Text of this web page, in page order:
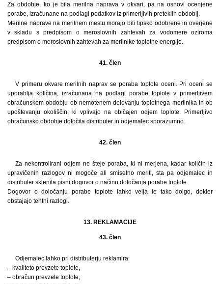
Za obdobje, ko je bila merilna naprava v okvari, pa na osnovi ocenjene
porabe, izračunane na podlagi podatkov iz primerljivih preteklih obdobij.
Merilne naprave na merilnem mestu morajo biti tipsko odobrene in overjene
v skladu s predpisom o meroslovnih zahtevah za vodomere oziroma
predpisom o meroslovnih zahtevah za merilnike toplotne energije.
41. člen
V primeru okvare merilnih naprav se poraba toplote oceni. Pri oceni se
uporablja količina, izračunana na podlagi porabe toplote v primerljivem
obračunskem obdobju ob nemotenem delovanju toplotnega merilnika in ob
upoštevanju okoliščin, ki vplivajo na običajen odjem toplote. Primerljivo
obračunsko obdobje določita distributer in odjemalec sporazumno.
42. člen
Za nekontrolirani odjem ne šteje poraba, ki ni merjena, kadar količin iz
upravičenih razlogov ni mogoče ali smiselno meriti, sta pa odjemalec in
distributer sklenila pisni dogovor o načinu določanja porabe toplote.
Dogovor o določanju porabe toplote lahko velja le tako dolgo, dokler
obstajajo tehtni razlogi.
13. REKLAMACIJE
43. člen
Odjemalec lahko pri distributerju reklamira:
– kvaliteto prevzete toplote,
– obračun prevzete toplote,